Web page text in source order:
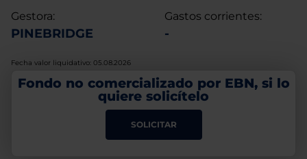
Gestora:
PINEBRIDGE
Gastos corrientes:
-
Fecha valor liquidativo: 05.08.2026
Fondo no comercializado por EBN, si lo
quiere solicítelo
SOLICITAR